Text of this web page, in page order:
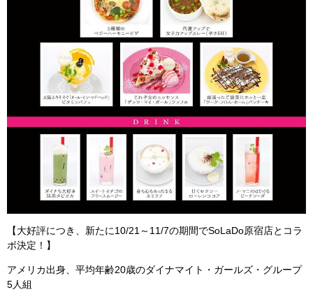
【大好評につき、新たに10/21～11/7の期間でSoLaDo原宿店とコラ
ボ決定！】
アメリカ出身、平均年齢20歳のダイナマイト・ガールズ・グループ
5人組